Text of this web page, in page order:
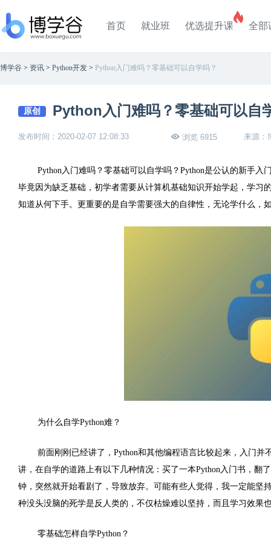
首页 就业班 优选提升课 全部
博学谷 > 资讯 > Python开发 > Python入门难吗？零基础可以自学吗？
原创 Python入门难吗？零基础可以自
发布时间：2020-02-07 12:08:33 浏览 6915 来源：
Python入门难吗？零基础可以自学吗？ Python是公认的新手入
毕竟因为缺乏基础，初学者需要从计算机基础知识开始学起，学
知道从何下手。更重要的是自学需要强大的自律性，无论学什么，
为什么自学Python难？
前面刚刚已经讲了， Python和其他编程语言比较起来，入门并
讲，在自学的道路上有以下几种情况：买了一本Python入门书，翻了
钟，突然就开始看剧了，导致放弃。可能有些人觉得，我一定能
种没头没脑的死学是反人类的，不仅枯燥难以坚持，而且学习效果
零基础怎样自学Python ？